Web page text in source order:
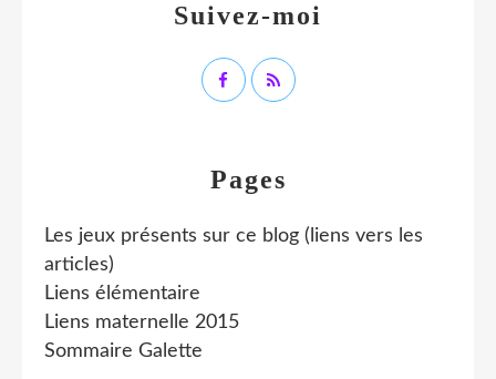
Pages
Les jeux présents sur ce blog (liens vers les
articles)
Liens élémentaire
Liens maternelle 2015
Sommaire Galette
Suivez-moi